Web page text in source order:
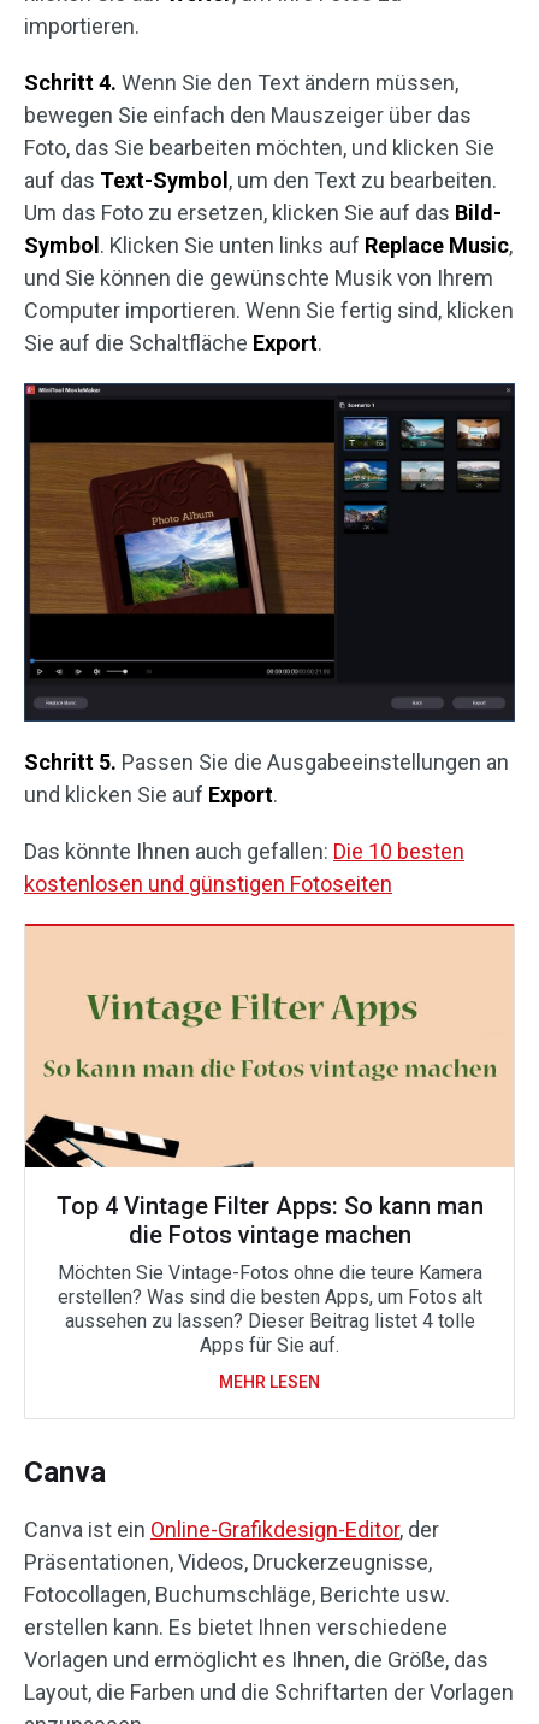
importieren.
Schritt 4. Wenn Sie den Text ändern müssen,
bewegen Sie einfach den Mauszeiger über das
Foto, das Sie bearbeiten möchten, und klicken Sie
auf das Text-Symbol , um den Text zu bearbeiten.
Um das Foto zu ersetzen, klicken Sie auf das Bild-
Symbol . Klicken Sie unten links auf Replace Music,
und Sie können die gewünschte Musik von Ihrem
Computer importieren. Wenn Sie fertig sind, klicken
Sie auf die Schaltfläche Export.
Schritt 5. Passen Sie die Ausgabeeinstellungen an
und klicken Sie auf Export.
Das könnte Ihnen auch gefallen: Die 10 besten
kostenlosen und günstigen Fotoseiten
Top 4 Vintage Filter Apps: So kann man
die Fotos vintage machen
Möchten Sie Vintage-Fotos ohne die teure Kamera
erstellen? Was sind die besten Apps, um Fotos alt
aussehen zu lassen? Dieser Beitrag listet 4 tolle
Apps für Sie auf.
MEHR LESEN
Canva
Canva ist ein Online-Grafikdesign-Editor, der
Präsentationen, Videos, Druckerzeugnisse,
Fotocollagen, Buchumschläge, Berichte usw.
erstellen kann. Es bietet Ihnen verschiedene
Vorlagen und ermöglicht es Ihnen, die Größe, das
Layout, die Farben und die Schriftarten der Vorlagen